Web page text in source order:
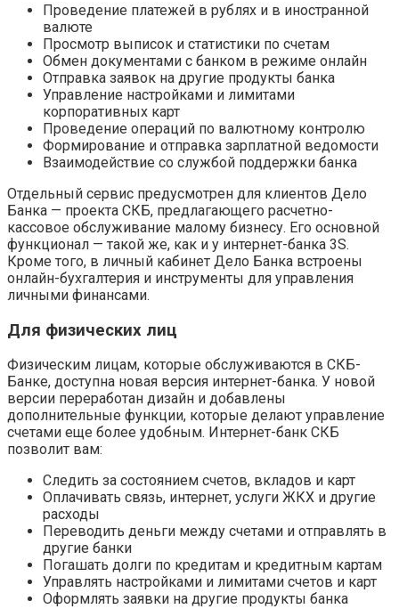
Проведение платежей в рублях и в иностранной
валюте
Просмотр выписок и статистики по счетам
Обмен документами с банком в режиме онлайн
Отправка заявок на другие продукты банка
Управление настройками и лимитами
корпоративных карт
Проведение операций по валютному контролю
Формирование и отправка зарплатной ведомости
Взаимодействие со службой поддержки банка
Отдельный сервис предусмотрен для клиентов Дело
Банка — проекта СКБ, предлагающего расчетно-
кассовое обслуживание малому бизнесу. Его основной
функционал — такой же, как и у интернет-банка 3S.
Кроме того, в личный кабинет Дело Банка встроены
онлайн-бухгалтерия и инструменты для управления
личными финансами.
Для физических лиц
Физическим лицам, которые обслуживаются в СКБ-
Банке, доступна новая версия интернет-банка. У новой
версии переработан дизайн и добавлены
дополнительные функции, которые делают управление
счетами еще более удобным. Интернет-банк СКБ
позволит вам:
Следить за состоянием счетов, вкладов и карт
Оплачивать связь, интернет, услуги ЖКХ и другие
расходы
Переводить деньги между счетами и отправлять в
другие банки
Погашать долги по кредитам и кредитным картам
Управлять настройками и лимитами счетов и карт
Оформлять заявки на другие продукты банка